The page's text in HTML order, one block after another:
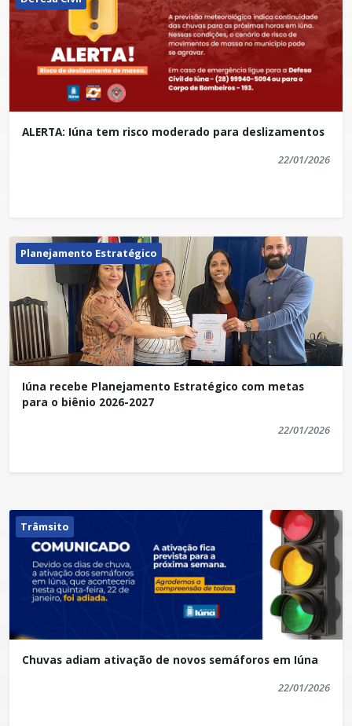
ALERTA: Iúna tem risco moderado para deslizamentos
22/01/2026
Planejamento Estratégico
Iúna recebe Planejamento Estratégico com metas
para o biênio 2026-2027
22/01/2026
Trâmsito
Chuvas adiam ativação de novos semáforos em Iúna
22/01/2026